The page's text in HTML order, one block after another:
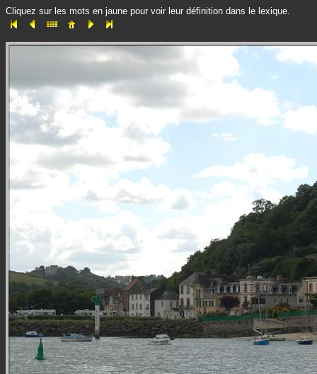
Cliquez sur les mots en jaune pour voir leur définition dans le lexique.